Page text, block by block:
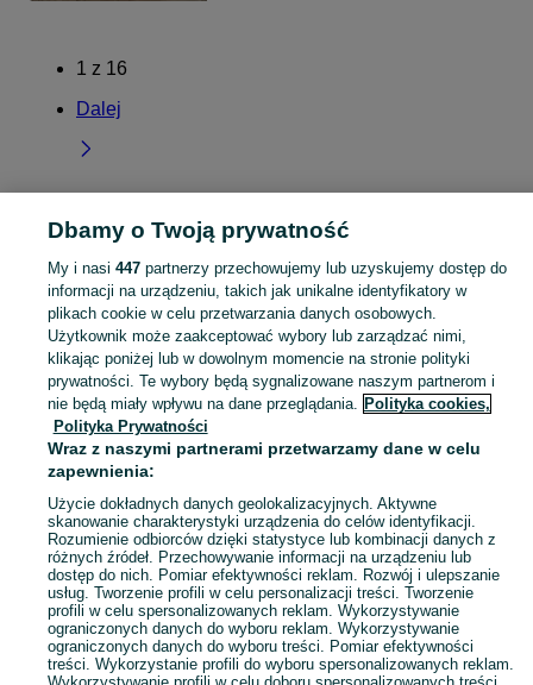
1 z 16
Dalej
Strona główna Warmińsko-mazurskie Żurawiec
KATEGORIA
Skorzystaj z największego serwisu ogłoszeniowego - Żurawiec i okolice! Kupuj to, czego pragniesz i sprzedawaj to, czego już nie potrzebujesz! Zobacz
Mapa kategorii
Mapa miejscowości
Mapa ministron
Popularne wyszukiwania
Dbamy o Twoją prywatność
My i nasi 447partnerzy przechowujemy lub uzyskujemy dostęp do
informacji na urządzeniu, takich jak unikalne identyfikatory w
plikach cookie w celu przetwarzania danych osobowych.
Użytkownik może zaakceptować wybory lub zarządzać nimi,
klikając poniżej lub w dowolnym momencie na stronie polityki
prywatności. Te wybory będą sygnalizowane naszym partnerom i
nie będą miały wpływu na dane przeglądania. Polityka cookies,
Polityka Prywatności
Wraz z naszymi partnerami przetwarzamy dane w celu
zapewnienia:
Użycie dokładnych danych geolokalizacyjnych. Aktywne
skanowanie charakterystyki urządzenia do celów identyfikacji.
Rozumienie odbiorców dzięki statystyce lub kombinacji danych z
różnych źródeł. Przechowywanie informacji na urządzeniu lub
dostęp do nich. Pomiar efektywności reklam. Rozwój i ulepszanie
usług. Tworzenie profili w celu personalizacji treści. Tworzenie
profili w celu spersonalizowanych reklam. Wykorzystywanie
ograniczonych danych do wyboru reklam. Wykorzystywanie
ograniczonych danych do wyboru treści. Pomiar efektywności
treści. Wykorzystanie profili do wyboru spersonalizowanych reklam.